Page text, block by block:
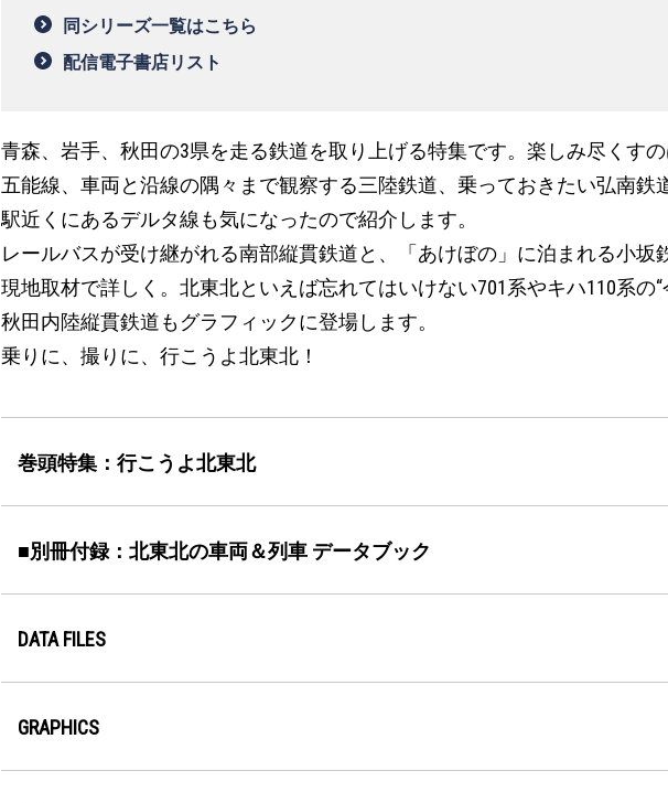
同シリーズ一覧はこちら
配信電子書店リスト
青森、岩手、秋田の3県を走る鉄道を取り上げる特集です。楽しみ尽くす
五能線、車両と沿線の隅々まで観察する三陸鉄道、乗っておきたい弘南鉄
駅近くにあるデルタ線も気になったので紹介します。
レールバスが受け継がれる南部縦貫鉄道と、「あけぼの」に泊まれる小坂
現地取材で詳しく。北東北といえば忘れてはいけない701系やキハ110系の“
秋田内陸縦貫鉄道もグラフィックに登場します。
乗りに、撮りに、行こうよ北東北！
巻頭特集：行こうよ北東北
■別冊付録：北東北の車両＆列車 データブック
DATA FILES
GRAPHICS